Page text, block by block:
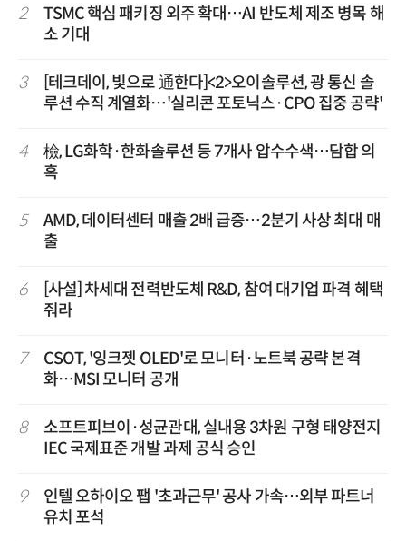
2
TSMC 핵심 패키징 외주 확대…AI 반도체 제조 병목 해
소 기대
3
[테크데이, 빛으로 通한다]<2>오이솔루션, 광 통신 솔
루션 수직 계열화…'실리콘 포토닉스·CPO 집중 공략'
4
檢, LG화학·한화솔루션 등 7개사 압수수색…담합 의
혹
5
AMD, 데이터센터 매출 2배 급증…2분기 사상 최대 매
출
6
[사설] 차세대 전력반도체 R&D, 참여 대기업 파격 혜택
줘라
7
CSOT, '잉크젯 OLED'로 모니터·노트북 공략 본격
화…MSI 모니터 공개
8
소프트피브이·성균관대, 실내용 3차원 구형 태양전지
IEC 국제표준 개발 과제 공식 승인
9
인텔 오하이오 팹 '초과근무' 공사 가속…외부 파트너
유치 포석